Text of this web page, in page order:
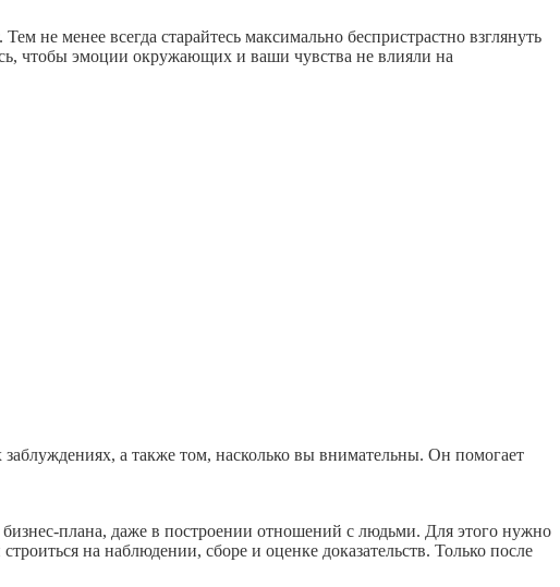
менее всегда старайтесь максимально беспристрастно взглянуть
чтобы эмоции окружающих и ваши чувства не влияли на
а также том, насколько вы внимательны. Он помогает
плана, даже в построении отношений с людьми. Для этого нужно
на наблюдении, сборе и оценке доказательств. Только после